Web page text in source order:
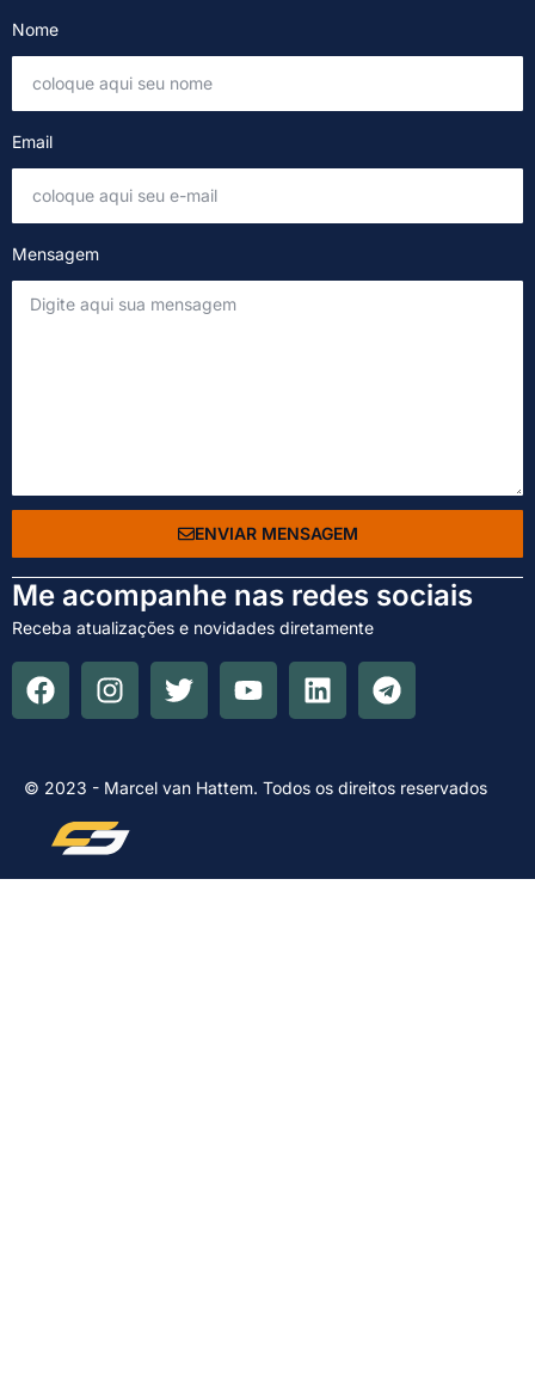
Nome
Email
Mensagem
ENVIAR MENSAGEM
Me acompanhe nas redes sociais
Receba atualizações e novidades diretamente
© 2023 - Marcel van Hattem. Todos os direitos reservados